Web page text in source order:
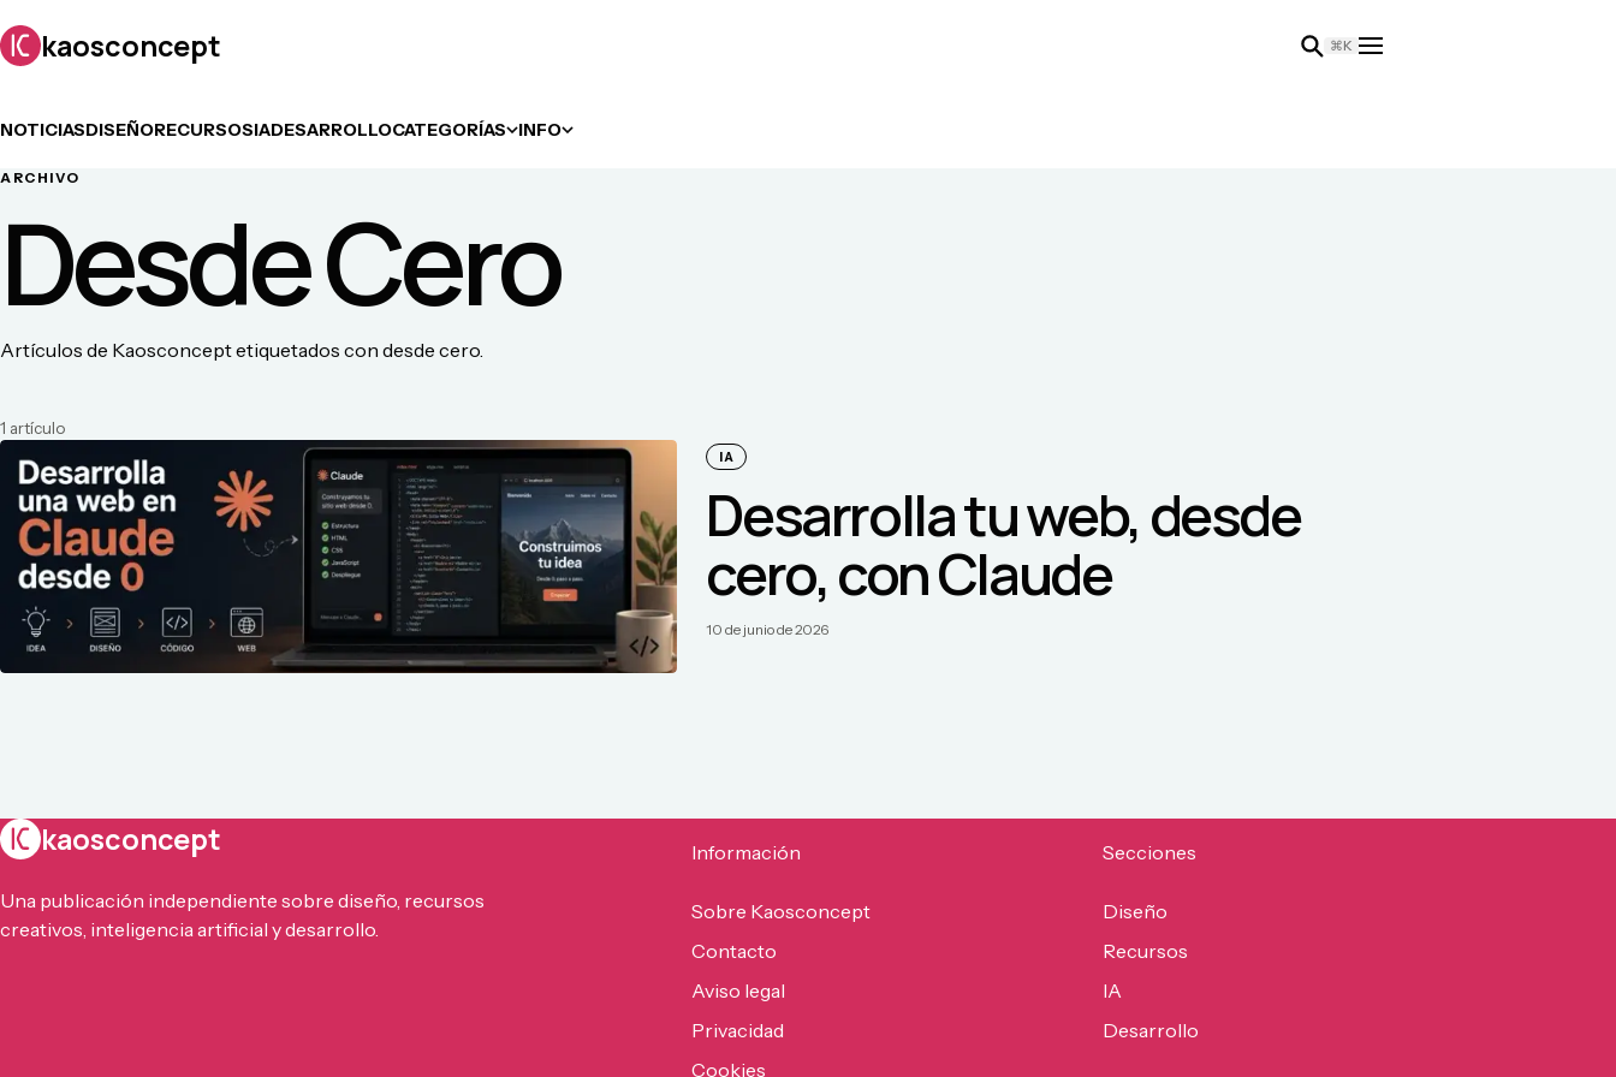
kaosconcept ⌘K
NOTICIASDISEÑORECURSOSIADESARROLLOCATEGORÍAS INFO
ARCHIVO
Desde Cero
Artículos de Kaosconcept etiquetados con desde cero.
1 artículo
IA
Desarrolla tu web, desde
cero, con Claude
10 de junio de 2026
kaosconcept
Una publicación independiente sobre diseño, recursos
creativos, inteligencia artificial y desarrollo.
Información
Sobre Kaosconcept
Contacto
Aviso legal
Privacidad
Cookies
Secciones
Diseño
Recursos
IA
Desarrollo